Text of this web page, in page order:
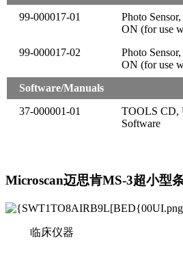
99-000017-01
Photo
ON (for use
99-000017-02
Photo
ON (for use
Software/Manuals
37-000001-01
TOOLS CD,
Software
Microscan迈思肯MS-3超小型
临床仪器